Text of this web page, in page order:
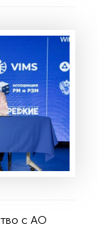
с АО